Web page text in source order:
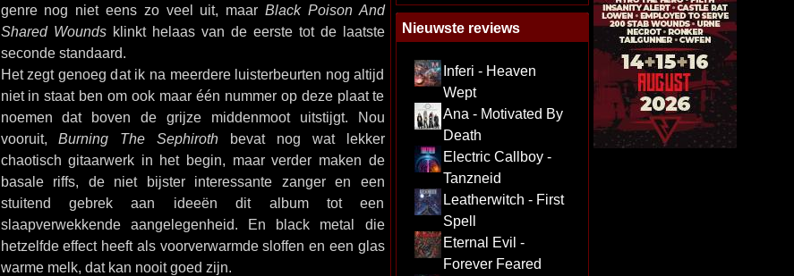
genre nog niet eens zo veel uit, maar Black Poison And
Shared Woundsklinkt helaas van de eerste tot de laatste
seconde standaard.
Het zegt genoeg dat ik na meerdere luisterbeurten nog altijd
niet in staat ben om ook maar één nummer op deze plaat te
noemen dat boven de grijze middenmoot uitstijgt. Nou
vooruit,Burning The Sephiroth bevat nog wat lekker
chaotisch gitaarwerk in het begin, maar verder maken de
basale riffs, de niet bijster interessante zanger en een
stuitend gebrek aan ideeën dit album tot een
slaapverwekkende aangelegenheid. En black metal die
hetzelfde effect heeft als voorverwarmde sloffen en een glas
warme melk, dat kan nooit goed zijn.
Nieuwste reviews
Inferi - Heaven
Wept
Ana - Motivated By
Death
Electric Callboy -
Tanzneid
Leatherwitch - First
Spell
Eternal Evil -
Forever Feared